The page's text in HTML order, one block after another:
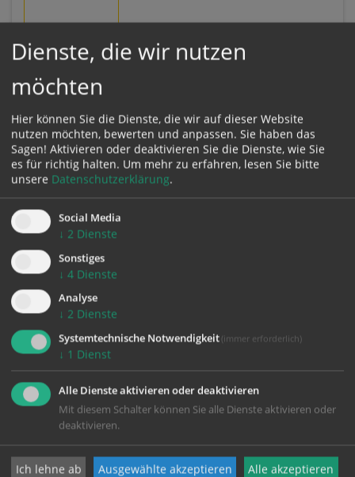
10.07.
BEGINN10. Juli 2026,20:00 Uhr
ENDE 10. Juli 2026,21:00 Uhr
Mariendom Linz
Domplatz 1
4020 Linz
VeranstalterIn:
Mariendom Linz / Domcenter Linz
Herrenstraße 36
Kontakt:
0732/946100
Dienste, die wir nutzen
möchten
Hier können Sie die Dienste, die wir auf dieser Website
nutzen möchten, bewerten und anpassen. Sie haben das
Sagen! Aktivieren oder deaktivieren Sie die Dienste, wie Sie
es für richtig halten. Um mehr zu erfahren, lesen Sie bitte
unsere Datenschutzerklärung.
Social Media
↓ 2 Dienste
Sonstiges
↓ 4 Dienste
Analyse
↓ 2 Dienste
Systemtechnische Notwendigkeit (immer erforderlich)
↓ 1 Dienst
Alle Dienste aktivieren oder deaktivieren
Mit diesem Schalter können Sie alle Dienste aktivieren oder
deaktivieren.
Ich lehne ab Ausgewählte akzeptieren Alle akzeptieren